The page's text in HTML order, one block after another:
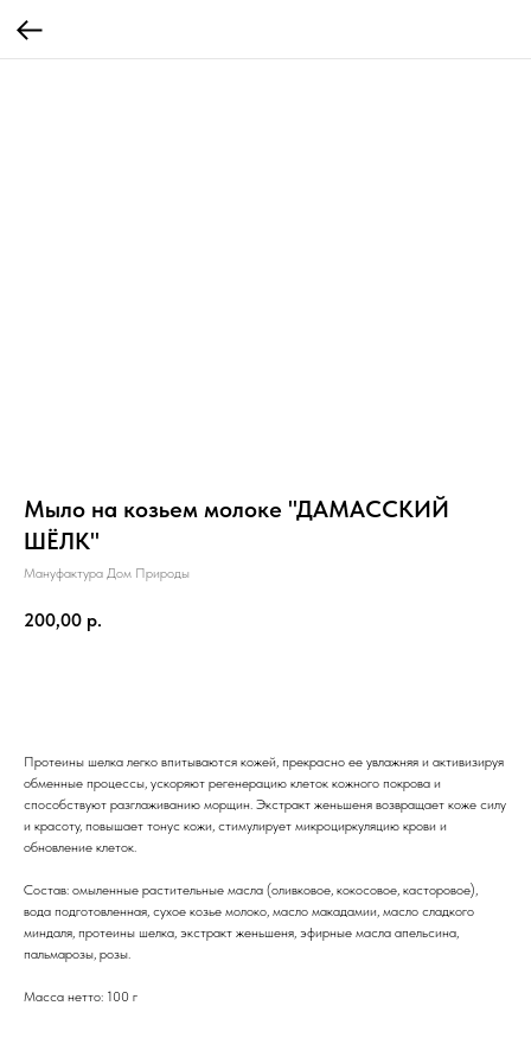
Мыло на козьем молоке "ДАМАССКИЙ
ШЁЛК"
Мануфактура Дом Природы
200,00 р.
Протеины шелка легко впитываются кожей, прекрасно ее увлажняя и активизируя
обменные процессы, ускоряют регенерацию клеток кожного покрова и
способствуют разглаживанию морщин. Экстракт женьшеня возвращает коже силу
и красоту, повышает тонус кожи, стимулирует микроциркуляцию крови и
обновление клеток.
Состав: омыленные растительные масла (оливковое, кокосовое, касторовое),
вода подготовленная, сухое козье молоко, масло макадамии, масло сладкого
миндаля, протеины шелка, экстракт женьшеня, эфирные масла апельсина,
пальмарозы, розы.
Масса нетто: 100 г